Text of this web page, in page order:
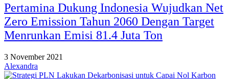
Pertamina Dukung Indonesia Wujudkan Net
Zero Emission Tahun 2060 Dengan Target
Menrunkan Emisi 81.4 Juta Ton
3 November 2021
Alexandra